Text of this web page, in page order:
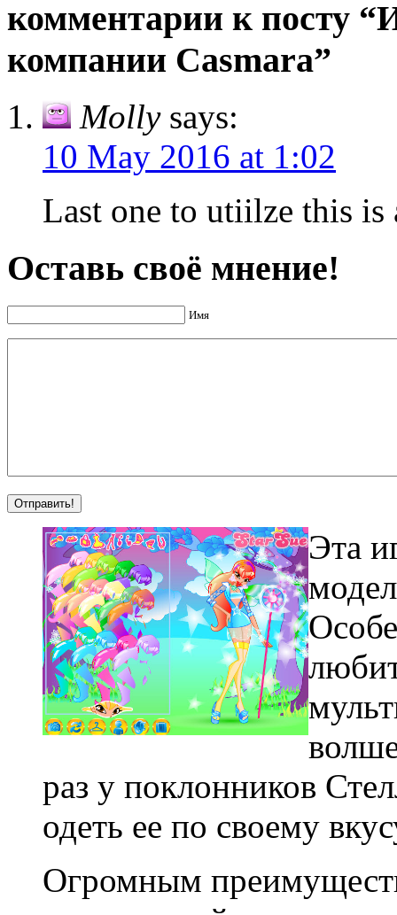
комментарии к посту
компании Casmara”
Molly says:
10 May 2016 at 1:02
Last one to utiilze this is
Оставь своё мнение!
Имя
Эта
раз у поклонников
одеть ее по своему
Огромным